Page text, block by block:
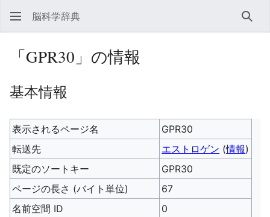
脳科学辞典 検索
「GPR30」の情報
基本情報
表示されるページ名
GPR30
転送先
エストロゲン (情報)
既定のソートキー
GPR30
ページの長さ (バイト単位)
67
名前空間 ID
0